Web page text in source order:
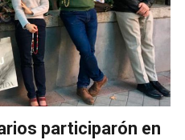
participarón en